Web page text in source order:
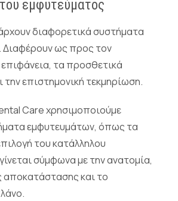
εμφυτεύματος
διαφορετικά συστήματα
ως προς τον
τα προσθετικά
την επιστημονική τεκμηρίωση.
Care χρησιμοποιούμε
εμφυτευμάτων, όπως τα
του κατάλληλου
σύμφωνα με την ανατομία,
αποκατάστασης και το